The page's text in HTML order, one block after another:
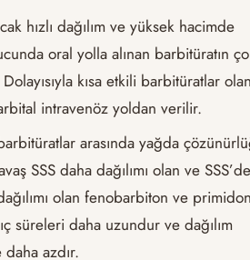
hızlı dağılım ve yüksek hacimde
oral yolla alınan barbitüratın
kısa etkili barbitüratlar
intravenöz yoldan verilir.
arasında yağda
SSS daha dağılımı olan ve
olan fenobarbiton ve
süreleri daha uzundur ve dağılım
azdır.